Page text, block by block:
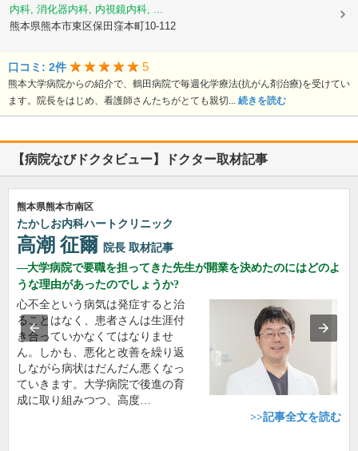
内科, 消化器内科, 内視鏡内科, ...
熊本県熊本市東区保田窪本町10-112
口コミ: 2件 5
熊本大学病院からの紹介で、鶴田病院で毎週化学療法(抗がん剤治療)を受けてい
ます。院長をはじめ、看護師さんたちがとても親切... 続きを読む
【病院なびドクタビュー】ドクター取材記事
熊本県熊本市南区
たかしお内科ハートクリニック
高潮 征爾 院長 取材記事
大学病院で要職を担ってきた先生が開業を決めたのにはどのよ
うな理由があったのでしょうか?
心不全という病気は発症すると治
ることはなく、患者さんは生涯付
き合っていかなくてはなりませ
ん。しかも、悪化と改善を繰り返
しながら病状はだんだん悪くなっ
ていきます。大学病院で後進の育
成に取り組みつつ、高度…
>>記事全文を読む